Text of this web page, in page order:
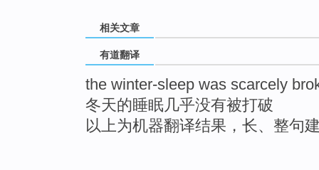
相关文章
有道翻译
the winter-sleep was scarcely
冬天的睡眠几乎没有被打破
以上为机器翻译结果，长、整句